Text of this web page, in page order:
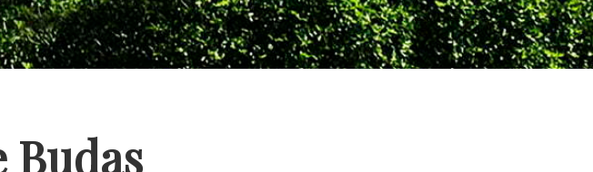
Budas